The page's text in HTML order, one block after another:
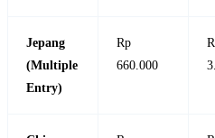
Jepang
(Multiple
Entry)
Rp
660.000